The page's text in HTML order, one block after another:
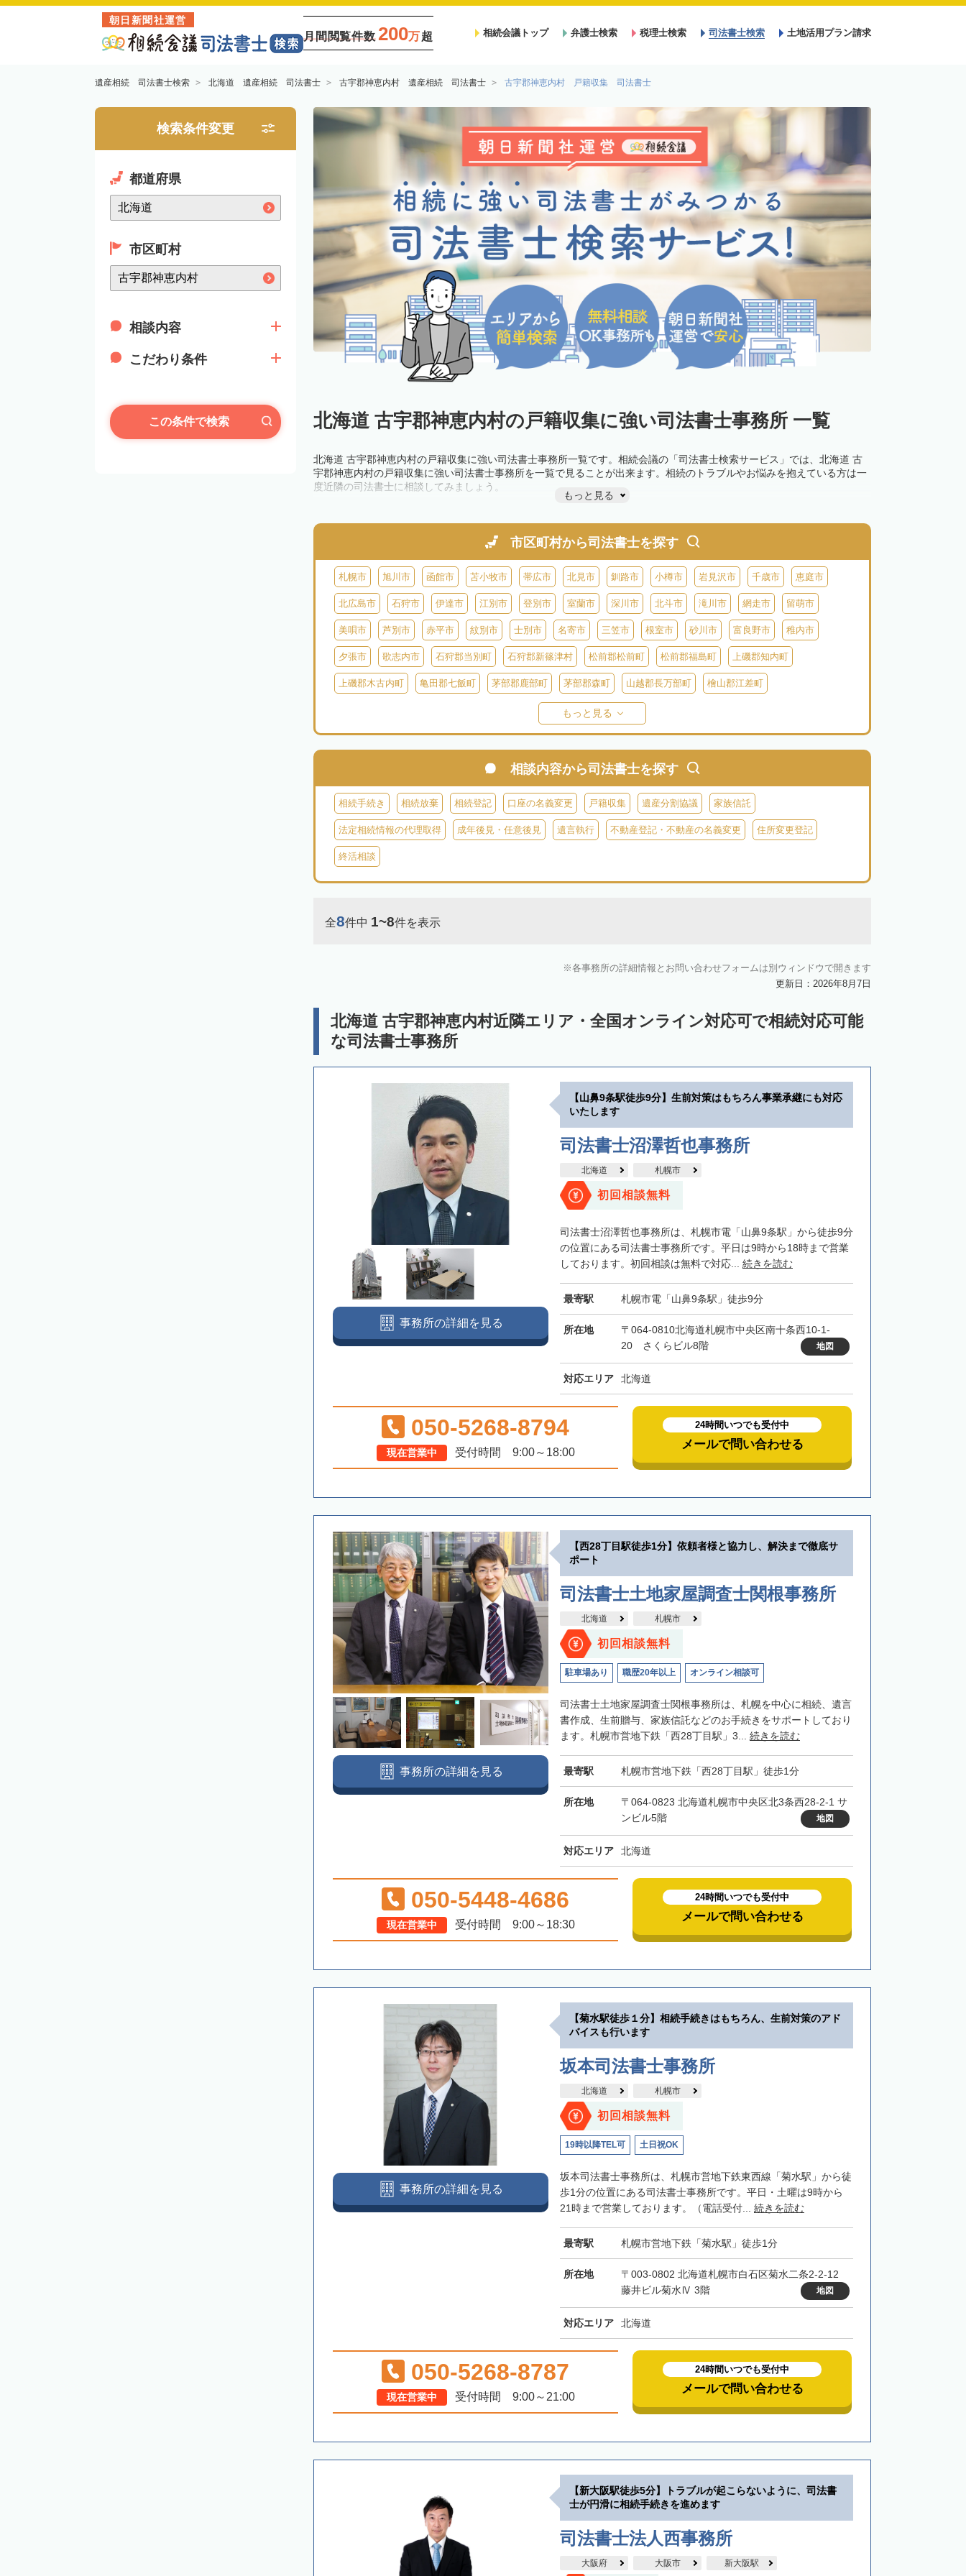
朝日新聞社運営
月間閲覧件数 200万超 相続会議トップ 弁護士検索 税理士検索 司法書士検索 土地活用プラン請求
遺産相続 司法書士検索 北海道 遺産相続 司法書士 古宇郡神恵内村 遺産相続 司法書士 古宇郡神恵内村 戸籍収集 司法書士
検索条件変更
都道府県
市区町村
相談内容
こだわり条件
この条件で検索 北海道 古宇郡神恵内村の戸籍収集に強い司法書士事務所 一覧
北海道 古宇郡神恵内村の戸籍収集に強い司法書士事務所一覧です。相続会議の「司法書士検索サービス」では、北海道 古
宇郡神恵内村の戸籍収集に強い司法書士事務所を一覧で見ることが出来ます。相続のトラブルやお悩みを抱えている方は一
度近隣の司法書士に相談してみましょう。
もっと見る
市区町村から司法書士を探す
札幌市 旭川市 函館市 苫小牧市 帯広市 北見市 釧路市 小樽市 岩見沢市 千歳市 恵庭市
北広島市 石狩市 伊達市 江別市 登別市 室蘭市 深川市 北斗市 滝川市 網走市 留萌市
美唄市 芦別市 赤平市 紋別市 士別市 名寄市 三笠市 根室市 砂川市 富良野市 稚内市
夕張市 歌志内市 石狩郡当別町 石狩郡新篠津村 松前郡松前町 松前郡福島町 上磯郡知内町
上磯郡木古内町 亀田郡七飯町 茅部郡鹿部町 茅部郡森町 山越郡長万部町 檜山郡江差町
奥尻郡奥尻町
島牧郡島牧村 寿都郡寿都町 寿都郡黒松内町 磯谷郡蘭越町 虻田郡ニセコ町 虻田郡倶知安町
虻田郡喜茂別町 虻田郡京極町 虻田郡豊浦町
岩内郡共和町 岩内郡岩内町 二海郡八雲町 古宇郡泊村 古宇郡神恵内村 古平郡古平町 積丹郡積丹町
余市郡仁木町 余市郡余市町 余市郡赤井川村 空知郡南幌町 空知郡奈井江町 空知郡上砂川町
空知郡上富良野町 空知郡中富良野町 空知郡南富良野町 夕張郡由仁町 夕張郡長沼町 夕張郡栗山町
樺戸郡月形町
上川郡東神楽町 上川郡鷹栖町
中川郡幕別町 中川郡池田町 中川郡豊頃町
天塩郡遠別町 天塩郡天塩町 天塩郡豊富町 天塩郡幌延町 宗谷郡猿払村 枝幸郡浜頓別町
網走郡津別町 網走郡大空町 斜里郡斜里町 斜里郡清里町 斜里郡小清水町 常呂郡訓子府町
常呂郡佐呂間町 紋別郡湧別町
紋別郡雄武町 白老郡白老町 沙流郡日高町 沙流郡平取町
様似郡様似町
河東郡上士幌町 河東郡鹿追町 河西郡中札内村 河西郡更別村
足寄郡足寄町
川上郡弟子屈町 白糠郡白糠町 野付郡別海町 標津郡中標津町
標津郡標津町 目梨郡羅臼町
もっと見る
相談内容から司法書士を探す
相続手続き 相続放棄 相続登記 口座の名義変更 戸籍収集 遺産分割協議 家族信託
法定相続情報の代理取得 成年後見・任意後見 遺言執行 不動産登記・不動産の名義変更 住所変更登記
終活相談
全8件中 1~8件を表示
各事務所の詳細情報とお問い合わせフォームは別ウィンドウで開きます
更新日：2026年8月7日
北海道 古宇郡神恵内村近隣エリア・全国オンライン対応可で相続対応可能
な司法書士事務所
【山鼻9条駅徒歩9分】生前対策はもちろん事業承継にも対応
いたします
司法書士沼澤哲也事務所
北海道 札幌市
初回相談無料
司法書士沼澤哲也事務所は、札幌市電「山鼻9条駅」から徒歩9分
の位置にある司法書士事務所です。平日は9時から18時まで営業
しております。初回相談は無料で対応... 続きを読む
最寄駅 札幌市電「山鼻9条駅」徒歩9分
所在地
〒064-0810北海道札幌市中央区南十条西10-1-
20 さくらビル8階
地図
対応エリア 北海道
事務所の詳細を見る
050-5268-8794
現在営業中 受付時間 9:00～18:00
24時間いつでも受付中
メールで問い合わせる
【西28丁目駅徒歩1分】依頼者様と協力し、解決まで徹底サ
ポート
司法書士土地家屋調査士関根事務所
北海道 札幌市
初回相談無料
駐車場あり 職歴20年以上 オンライン相談可
司法書士土地家屋調査士関根事務所は、札幌を中心に相続、遺言
書作成、生前贈与、家族信託などのお手続きをサポートしており
ます。札幌市営地下鉄「西28丁目駅」3... 続きを読む
最寄駅 札幌市営地下鉄「西28丁目駅」徒歩1分
所在地
〒064-0823 北海道札幌市中央区北3条西28-2-1 サ
ンビル5階
地図
対応エリア 北海道
事務所の詳細を見る
050-5448-4686
現在営業中 受付時間 9:00～18:30
24時間いつでも受付中
メールで問い合わせる
【菊水駅徒歩１分】相続手続きはもちろん、生前対策のアド
バイスも行います
坂本司法書士事務所
北海道 札幌市
初回相談無料
19時以降TEL可 土日祝OK
坂本司法書士事務所は、札幌市営地下鉄東西線「菊水駅」から徒
歩1分の位置にある司法書士事務所です。平日・土曜は9時から
21時まで営業しております。（電話受付... 続きを読む
最寄駅 札幌市営地下鉄「菊水駅」徒歩1分
所在地
〒003-0802 北海道札幌市白石区菊水二条2-2-12
藤井ビル菊水Ⅳ 3階
地図
対応エリア 北海道
事務所の詳細を見る
050-5268-8787
現在営業中 受付時間 9:00～21:00
24時間いつでも受付中
メールで問い合わせる
【新大阪駅徒歩5分】トラブルが起こらないように、司法書
士が円滑に相続手続きを進めます
司法書士法人西事務所
大阪府 大阪市 新大阪駅